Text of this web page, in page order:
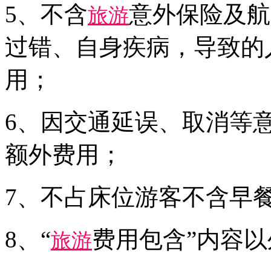
5、不含旅游意外保险及
过错、自身疾病，导致
用；
6、因交通延误、取消等
额外费用；
7、不占床位游客不含早
8、“旅游费用包含”内容